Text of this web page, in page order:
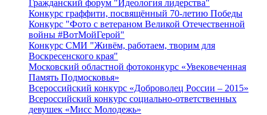
Гражданский форум "Идеология лидерства"
Конкурс граффити, посвящённый 70-летию Победы
Конкурс "Фото с ветераном Великой Отечественной
войны #ВотМойГерой"
Конкурс СМИ "Живём, работаем, творим для
Воскресенского края"
Московский областной фотоконкурс «Увековеченная
Память Подмосковья»
Всероссийский конкурс «Доброволец России – 2015»
Всероссийский конкурс социально-ответственных
девушек «Мисс Молодежь»